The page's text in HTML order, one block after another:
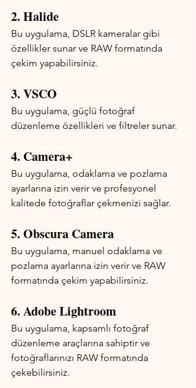
2. Halide
Bu uygulama, DSLR kameralar gibi
özellikler sunar ve RAW formatında
çekim yapabilirsiniz.
3. VSCO
Bu uygulama, güçlü fotoğraf
düzenleme özellikleri ve filtreler sunar.
4. Camera+
Bu uygulama, odaklama ve pozlama
ayarlarına izin verir ve profesyonel
kalitede fotoğraflar çekmenizi sağlar.
5. Obscura Camera
Bu uygulama, manuel odaklama ve
pozlama ayarlarına izin verir ve RAW
formatında çekim yapabilirsiniz.
6. Adobe Lightroom
Bu uygulama, kapsamlı fotoğraf
düzenleme araçlarına sahiptir ve
fotoğraflarınızı RAW formatında
çekebilirsiniz.